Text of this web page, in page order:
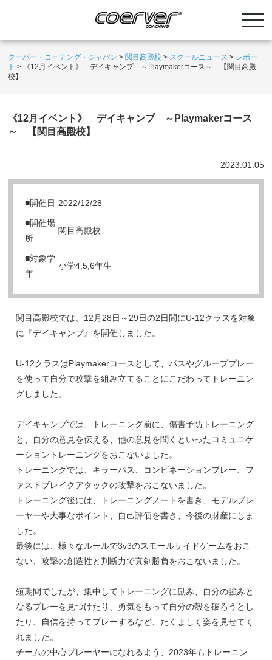
クーバー・コーチング・ジャパン > 関目高殿校 > スクールニュース > レポー
ト >
《12月イベント》 デイキャンプ ～Playmakerコース～ 【関目高殿
校】
《12月イベント》 デイキャンプ ～Playmakerコース
～ 【関目高殿校】
2023.01.05
■開催日 2022/12/28
■開催場
所
関目高殿校
■対象学
年
小学4,5,6年生
関目高殿校では、12月28日～29日の2日間にU-12クラスを対象
に『デイキャンプ』を開催しました。
U-12クラスはPlaymakerコースとして、パスやグループプレー
を使って自分で攻撃を組み立てることにこだわってトレーニン
グしました。
デイキャンプでは、トレーニング前に、傷害予防トレーニング
と、自分の意見を伝える、他の意見を聞くといったコミュニケ
ーショントレーニングをおこないました。
トレーニングでは、キラーパス、コンビネーションプレー、フ
ァストブレイクアタックの攻撃をおこないました。
トレーニング後には、トレーニングノートを書き、モデルプレ
ーヤーや大事なポイント、自己評価を書き、今後の財産にしま
した。
最後には、様々なルールで3v3のスモールサイドゲームをおこ
ない、攻撃の創造性と判断力で真剣勝負をおこないました。
短期間でしたが、集中してトレーニングに励み、自分の強みと
なるプレーを見つけたり、勇気をもって自分の殻を破ろうとし
たり、自信を持ってプレーするなど、たくましく姿を見せてく
れました。
チームの中心プレーヤーになれるよう、2023年もトレーニン